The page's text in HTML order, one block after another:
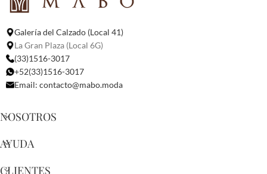
Galería del Calzado (Local 41)
La Gran Plaza (Local 6G)
(33)1516-3017
+52(33)1516-3017
Email: contacto@mabo.moda
NOSOTROS
AYUDA
CLIENTES